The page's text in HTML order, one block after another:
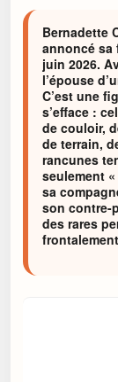
Bernadette
annoncé sa
juin 2026.
l’épouse
C’est une
s’efface :
de couloir,
de terrain,
rancunes
seulement
sa
son contre-
des rares